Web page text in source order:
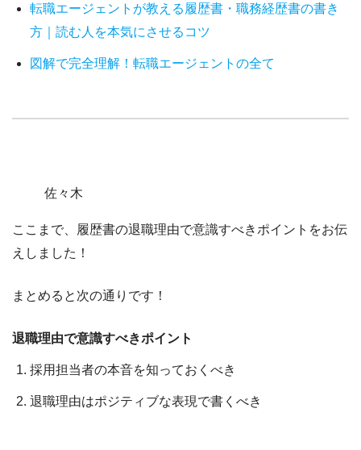
転職エージェントが教える履歴書・職務経歴書の書き
方｜読む人を本気にさせるコツ
図解で完全理解！転職エージェントの全て
佐々木
ここまで、履歴書の退職理由で意識すべきポイントをお伝
えしました！
まとめると次の通りです！
退職理由で意識すべきポイント
採用担当者の本音を知っておくべき
退職理由はポジティブな表現で書くべき